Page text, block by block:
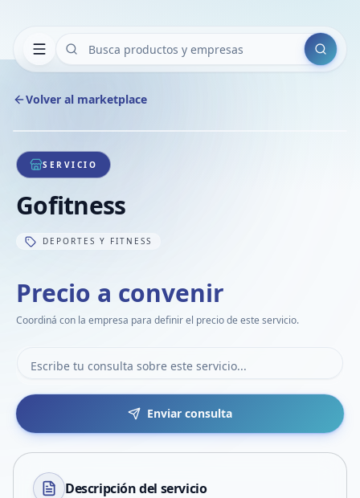
Buscar
Volver al marketplace
1/1
SERVICIO
Gofitness
DEPORTES Y FITNESS
Precio a convenir
Coordiná con la empresa para definir el precio de este servicio.
Enviar consulta
Descripción del servicio